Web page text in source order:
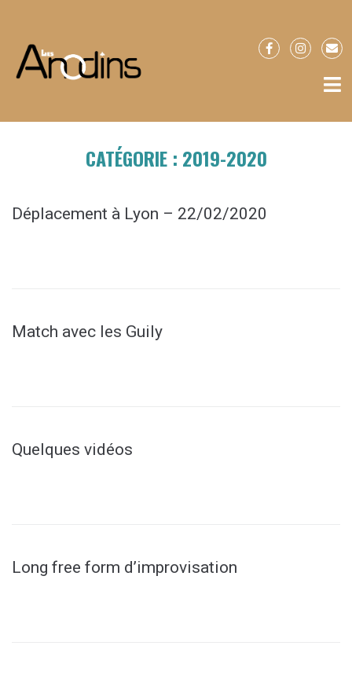
CATÉGORIE : 2019-2020
Déplacement à Lyon – 22/02/2020
Match avec les Guily
Quelques vidéos
Long free form d’improvisation